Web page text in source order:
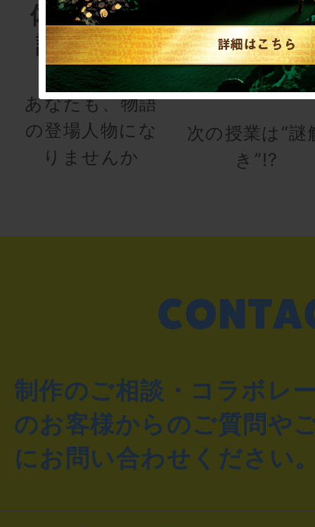
体験する物
語project
あなたも、物語
の登場人物にな
りませんか
リアル脱
ゲーム
for
次の授業は“謎
き”!?
制作のご相談・コラボレ
のお客様からのご質問や
にお問い合わせください